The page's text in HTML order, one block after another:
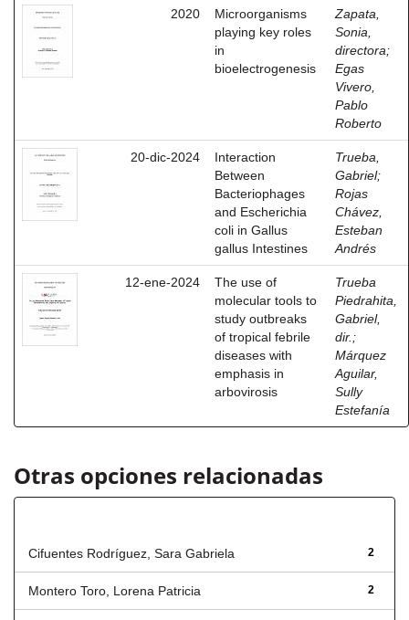
2020
Microorganisms
playing key roles
in
bioelectrogenesis
Zapata,
Sonia,
directora;
Egas
Vivero,
Pablo
Roberto
20-dic-2024
Interaction
Between
Bacteriophages
and Escherichia
coli in Gallus
gallus Intestines
Trueba,
Gabriel;
Rojas
Chávez,
Esteban
Andrés
12-ene-2024
The use of
molecular tools to
study outbreaks
of tropical febrile
diseases with
emphasis in
arbovirosis
Trueba
Piedrahita,
Gabriel,
dir. ;
Márquez
Aguilar,
Sully
Estefanía
Otras opciones relacionadas
2
Cifuentes Rodríguez, Sara Gabriela
2
Montero Toro, Lorena Patricia